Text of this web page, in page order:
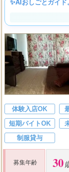
✨AIおしごとガイド
体験入店OK
短期バイトOK
制服貸与
募集年齢 30